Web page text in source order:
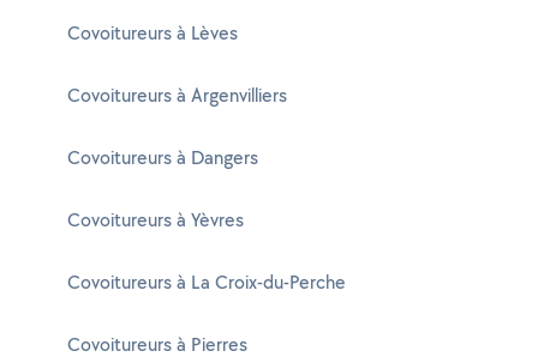
Covoitureurs à Lèves
Covoitureurs à Argenvilliers
Covoitureurs à Dangers
Covoitureurs à Yèvres
Covoitureurs à La Croix-du-Perche
Covoitureurs à Pierres